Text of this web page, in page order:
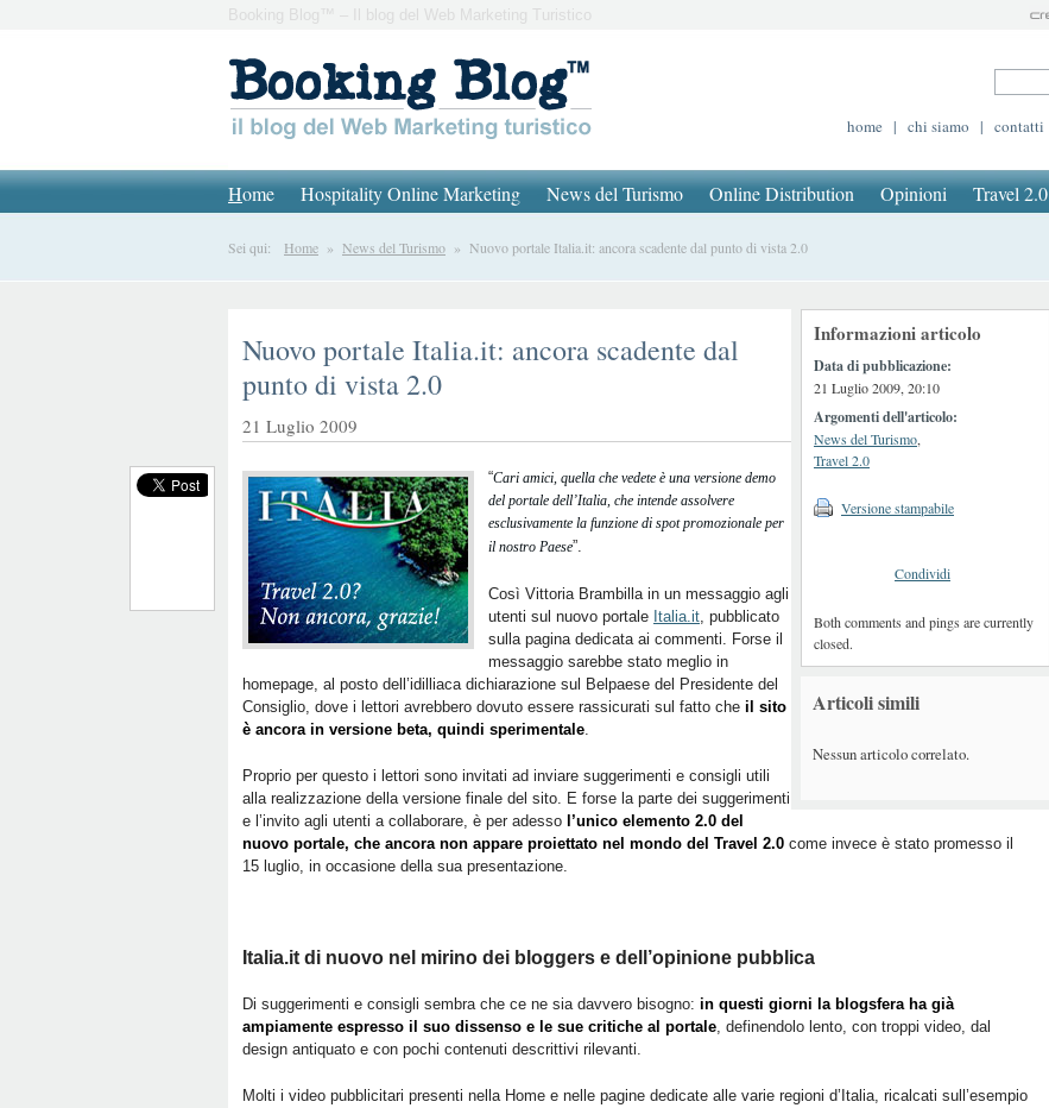
Booking Blog™ – Il blog del Web Marketing Turistico
home | chi siamo | contatti
Home Hospitality Online Marketing News del Turismo Online Distribution Opinioni Travel 2.0
Sei qui: Home » News del Turismo » Nuovo portale Italia.it: ancora scadente dal punto di vista 2.0
Informazioni articolo
Data di pubblicazione:
21 Luglio 2009, 20:10
Argomenti dell'articolo:
News del Turismo,
Travel 2.0
Versione stampabile
Condividi
Both comments and pings are currently
closed.
Articoli simili
Nessun articolo correlato.
Nuovo portale Italia.it: ancora scadente dal
punto di vista 2.0
21 Luglio 2009
“Cari amici, quella che vedete è una versione demo
del portale dell’Italia, che intende assolvere
esclusivamente la funzione di spot promozionale per
il nostro Paese”.
Così Vittoria Brambilla in un messaggio agli
utenti sul nuovo portale Italia.it, pubblicato
sulla pagina dedicata ai commenti. Forse il
messaggio sarebbe stato meglio in
homepage, al posto dell’idilliaca dichiarazione sul Belpaese del Presidente del
Consiglio, dove i lettori avrebbero dovuto essere rassicurati sul fatto che il sito
è ancora in versione beta, quindi sperimentale.
Proprio per questo i lettori sono invitati ad inviare suggerimenti e consigli utili
alla realizzazione della versione finale del sito. E forse la parte dei suggerimenti
e l’invito agli utenti a collaborare, è per adesso l’unico elemento 2.0 del
nuovo portale, che ancora non appare proiettato nel mondo del Travel 2.0 come invece è stato promesso il
15 luglio, in occasione della sua presentazione.
Italia.it di nuovo nel mirino dei bloggers e dell’opinione pubblica
Di suggerimenti e consigli sembra che ce ne sia davvero bisogno: in questi giorni la blogsfera ha già
ampiamente espresso il suo dissenso e le sue critiche al portale, definendolo lento, con troppi video, dal
design antiquato e con pochi contenuti descrittivi rilevanti.
Molti i video pubblicitari presenti nella Home e nelle pagine dedicate alle varie regioni d’Italia, ricalcati sull’esempio